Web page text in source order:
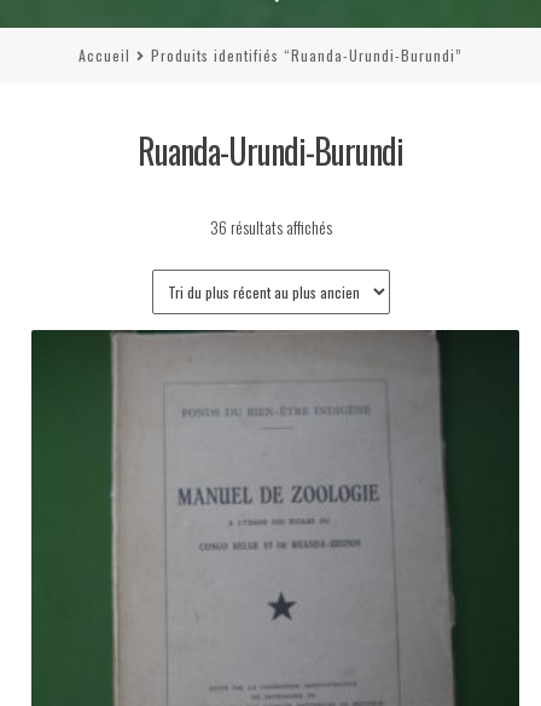
Accueil Produits identifiés “Ruanda-Urundi-Burundi”
Ruanda-Urundi-Burundi
36 résultats affichésTrié
plus
récent